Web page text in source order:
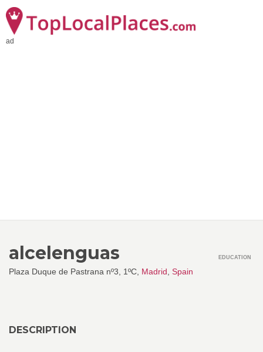
ad
alcelenguas
Plaza Duque de Pastrana nº3, 1ºC, Madrid Spain
EDUCATION
DESCRIPTION